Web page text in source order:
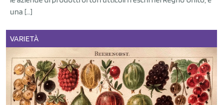
una […]
VARIETÀ